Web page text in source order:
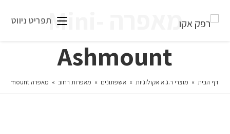
תפריט ניווטמאפרה Mini-
Ashmount
דף הבית » מוצרי ר.ג.א אקולוגיות » אשפתונים » מאפרות רחוב » מאפרה Mini-Ashmount